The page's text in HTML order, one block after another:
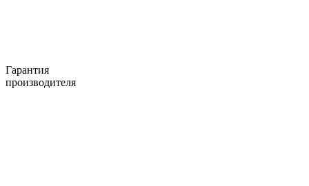
Гарантия
производителя